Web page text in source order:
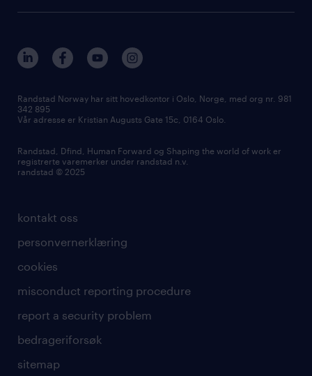
kontakt oss
personvernerklæring
cookies
misconduct reporting procedure
report a security problem
bedrageriforsøk
sitemap
Randstad Norway har sitt hovedkontor i Oslo, Norge, med org nr. 981
342 895
Vår adresse er Kristian Augusts Gate 15c, 0164 Oslo.
Randstad, Dfind, Human Forward og Shaping the world of work er
registrerte varemerker under randstad n.v.
randstad © 2025